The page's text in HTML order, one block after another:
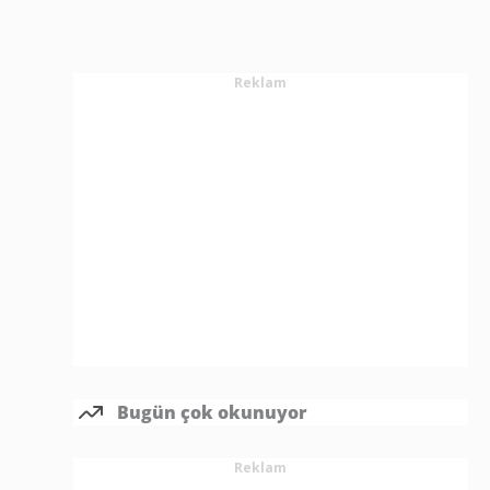
Reklam
Bugün çok okunuyor
Reklam